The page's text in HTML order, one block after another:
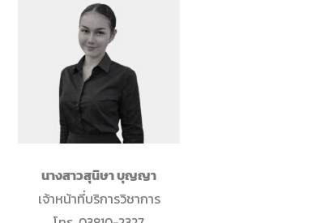
นางสาวสุนิษา บุญญา
เจ้าหน้าที่บริการวิชาการ